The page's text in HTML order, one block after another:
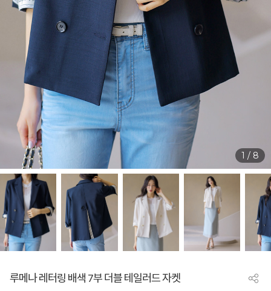
1 / 8
루메나 레터링 배색 7부 더블 테일러드 자켓